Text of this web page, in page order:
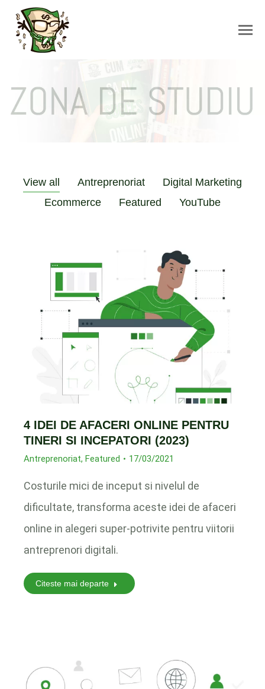
View all Antreprenoriat
Digital Marketing
Ecommerce
Featured YouTube
4 IDEI DE AFACERI ONLINE PENTRU
TINERI SI INCEPATORI (2023)
Antreprenoriat, Featured 17/03/2021
Costurile mici de inceput si nivelul de
dificultate, transforma aceste idei de afaceri
online in alegeri super-potrivite pentru viitorii
antreprenori digitali.
Citeste mai departe